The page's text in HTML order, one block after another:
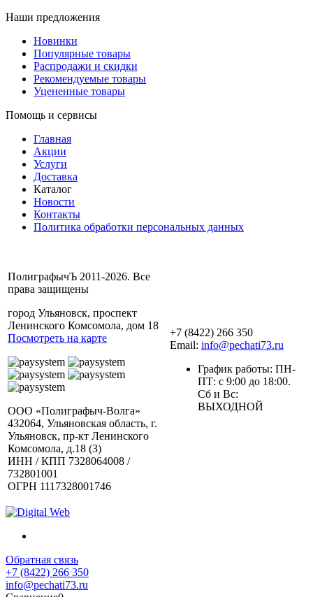
Наши предложения
Новинки
Популярные товары
Распродажи и скидки
Рекомендуемые товары
Уцененные товары
Помощь и сервисы
Главная
Акции
Услуги
Доставка
Каталог
Новости
Контакты
Политика обработки персональных данных
ПолиграфычЪ 2011-2026. Все
права защищены
город Ульяновск, проспект
Ленинского Комсомола, дом 18
Посмотреть на карте
ООО «Полиграфыч-Волга»
432064, Ульяновская область, г.
Ульяновск, пр-кт Ленинского
Комсомола, д.18 (3)
ИНН / КПП 7328064008 /
732801001
ОГРН 1117328001746
+7 (8422) 266 350
Email: info@pechati73.ru
График работы: ПН-
ПТ: с 9:00 до 18:00.
Сб и Вс:
ВЫХОДНОЙ
Обратная связь
+7 (8422) 266 350
info@pechati73.ru